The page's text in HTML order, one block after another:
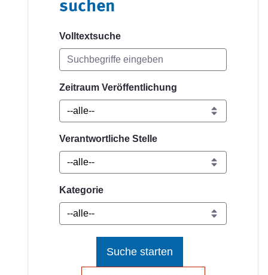
suchen
Volltextsuche
Zeitraum Veröffentlichung
Verantwortliche Stelle
Kategorie
Suche starten